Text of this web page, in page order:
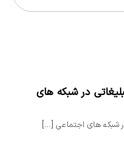
در شبکه های
در شبکه های اجتماعی [...]